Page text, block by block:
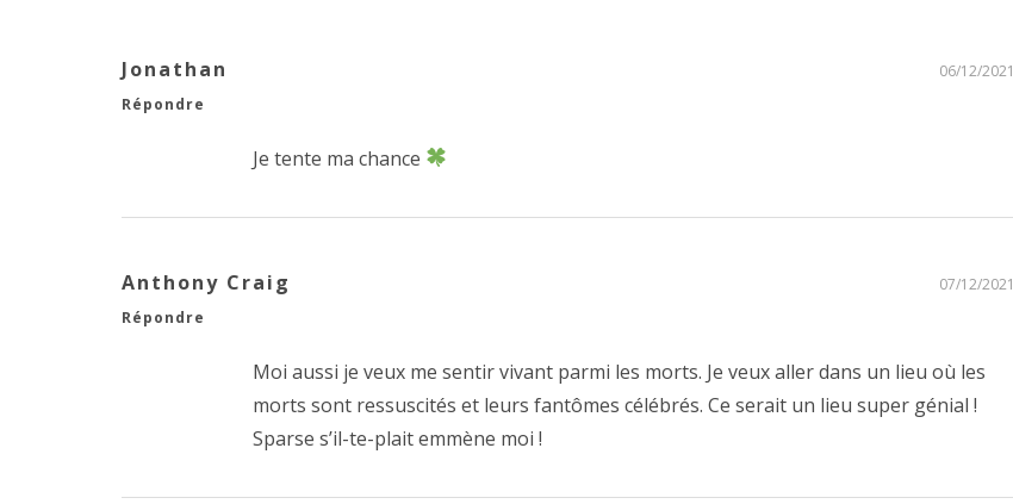
06/12/2021
Jonathan
Répondre
Je tente ma chance
07/12/2021
Anthony Craig
Répondre
Moi aussi je veux me sentir vivant parmi les morts. Je veux aller dans un lieu où les
morts sont ressuscités et leurs fantômes célébrés. Ce serait un lieu super génial !
Sparse s’il-te-plait emmène moi !